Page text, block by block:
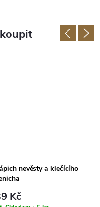
nevěsty a klečícího
Kč